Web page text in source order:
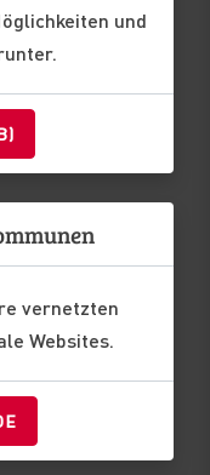
und
vernetzten
Websites.